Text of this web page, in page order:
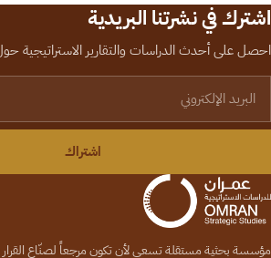
اشترك في نشرتنا البريدية
احصل على أحدث الدراسات والتقارير الاستراتيجية
اشتراك
مؤسسة بحثية مستقلة تسعى لأن تكون مرجعاً لصنّاع القرار